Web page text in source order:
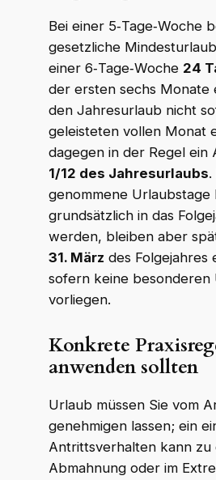
Bei einer 5‑Tage‑Woche
gesetzliche Mindesturlaub
einer 6‑Tage‑Woche 24
der ersten sechs Monate
den Jahresurlaub nicht
geleisteten vollen Monat
dagegen in der Regel ein
1/12 des Jahresurlaubs.
genommene Urlaubstage
grundsätzlich in das
werden, bleiben aber
31. März des Folgejahres
sofern keine besonderen
vorliegen.
Konkrete
anwenden sollten
Urlaub müssen Sie vom
genehmigen lassen; ein
Antrittsverhalten kann zu
Abmahnung oder im